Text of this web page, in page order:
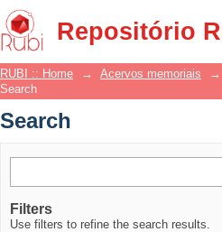
Repositório
Search
RUBI :: Home → Acervos memoriais →
Search
Search
Filters
Use filters to refine the search results.